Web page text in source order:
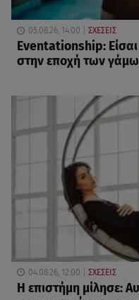
05.08.26, 14:00 ΣΧΕΣΕΙΣ
Eventationship:
στην εποχή των
04.08.26, 12:00 ΣΧΕΣΕΙΣ
Η επιστήμη μίλησε: